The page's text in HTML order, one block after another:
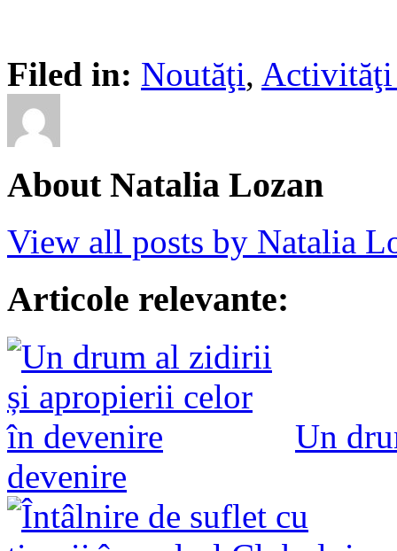
Filed in: Noutăţi, Activităţi
About Natalia Lozan
View all posts by Natalia
Articole relevante:
Un
devenire